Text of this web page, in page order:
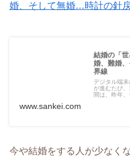
婚、そして無婚…時計の針
結婚の「
婚、難婚
界線
デジタル端
が進むたび
間は、昨年、
www.sankei.com
今や結婚をする人が少なく